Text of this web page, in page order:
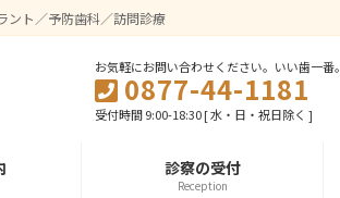
ント／予防歯科／訪問診療
お気軽にお問い合わせください。いい歯一番。
0877-44-1181
受付時間 9:00-18:30 [ 水・日・祝日除く ]
診察の受付
Reception